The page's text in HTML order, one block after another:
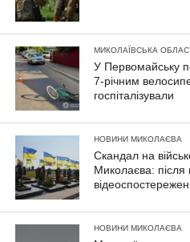
МИКОЛАЇВСЬКА
У Первомайську
7-річним
госпіталізували
НОВИНИ МИКОЛАЄВА
Скандал на
Миколаєва: після
НОВИНИ МИКОЛАЄВА